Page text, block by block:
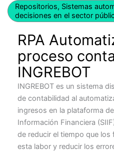
Repositorios, Sistemas
decisiones en el sector
RPA
proceso
INGREBOT
INGREBOT es un sistema
de contabilidad al
ingresos en la plataforma
Información Financiera
de reducir el tiempo que
esta labor y reducir los